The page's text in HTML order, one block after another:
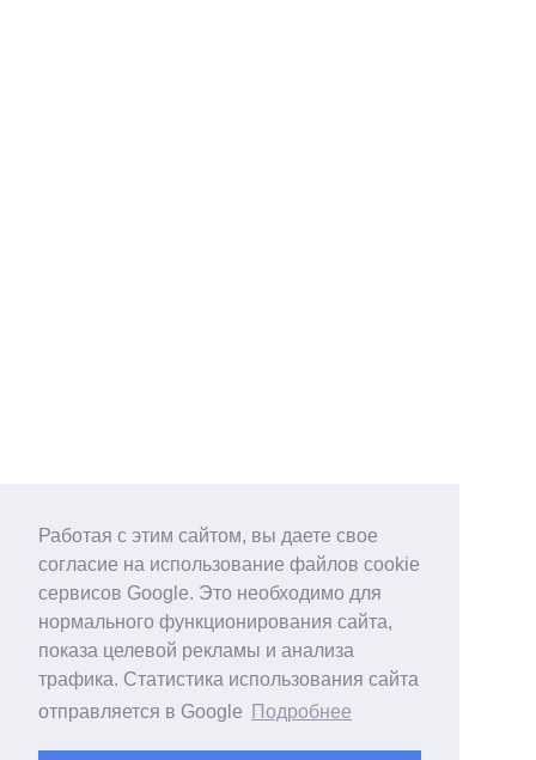
Работая с этим сайтом, вы даете свое
согласие на использование файлов cookie
сервисов Google. Это необходимо для
нормального функционирования сайта,
показа целевой рекламы и анализа
трафика. Статистика использования сайта
отправляется в Google
Подробнее